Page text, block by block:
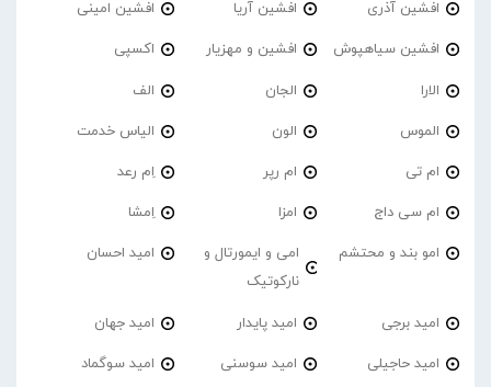
افشین آذری افشین آریا افشین امینی
افشین سیاهپوش افشین و مهزیار اکسپی
الارا الجان الف
الموس الون الیاس خدمت
ام تی ام رپر اِم رعد
ام سی داج امزا اِمشا
امو بند و محتشم
امی و ایمورتال و
نارکوتیک
امید احسان
امید برجی امید پایدار امید جهان
امید حاجیلی امید سوسنی امید سوگماد